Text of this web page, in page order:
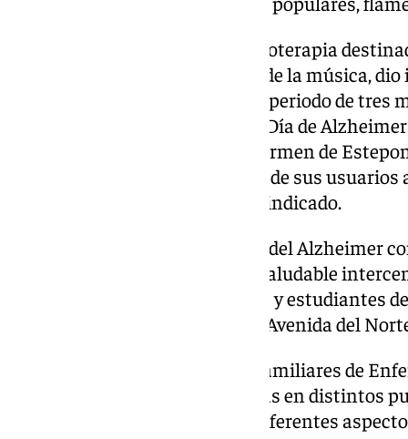
Este proyecto pionero de musicoterapia
envejecimiento activo a través de la música,
fase inicial del proyecto, por un periodo de tres
los profesionales del Centro de Día de
DomusVi Isdabe y Virgen del Carmen de
mejoría en el bienestar integral de sus
social y conductual, según han indicado.
El programa de actos por el Día del Alzheimer
celebración de una ‘Caminata saludable
mayores de la residencia Isdabe y estudiantes
salida a las 11.15 horas desde la Avenida del
Por su parte, la Asociación de Familiares de
día 21 varias mesas informativas en distintos
conocer entre los ciudadanos diferentes